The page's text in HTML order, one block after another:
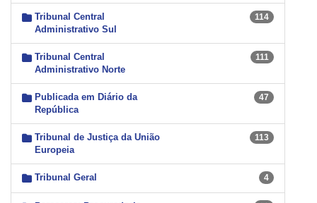
Tribunal Central
Administrativo Sul
114
Tribunal Central
Administrativo Norte
111
Publicada em Diário da
República
47
Tribunal de Justiça da União
Europeia
113
Tribunal Geral 4